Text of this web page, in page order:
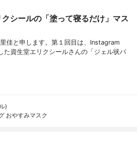
シールの「塗って寝るだけ」マス
佳と申します。第１回目は、Instagram
た資生堂エリクシールさんの「ジェル状パ
)
おやすみマスク